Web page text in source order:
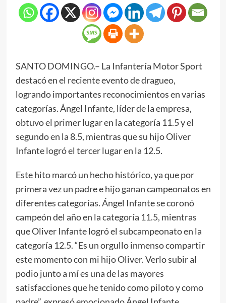
SANTO DOMINGO.– La Infantería Motor Sport
destacó en el reciente evento de dragueo,
logrando importantes reconocimientos en varias
categorías. Ángel Infante, líder de la empresa,
obtuvo el primer lugar en la categoría 11.5 y el
segundo en la 8.5, mientras que su hijo Oliver
Infante logró el tercer lugar en la 12.5.
Este hito marcó un hecho histórico, ya que por
primera vez un padre e hijo ganan campeonatos en
diferentes categorías. Ángel Infante se coronó
campeón del año en la categoría 11.5, mientras
que Oliver Infante logró el subcampeonato en la
categoría 12.5. “Es un orgullo inmenso compartir
este momento con mi hijo Oliver. Verlo subir al
podio junto a mí es una de las mayores
satisfacciones que he tenido como piloto y como